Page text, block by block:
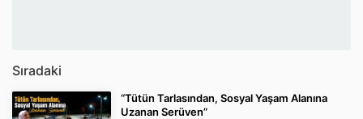
Sıradaki
“Tütün Tarlasından, Sosyal Yaşam Alanına
Uzanan Serüven”